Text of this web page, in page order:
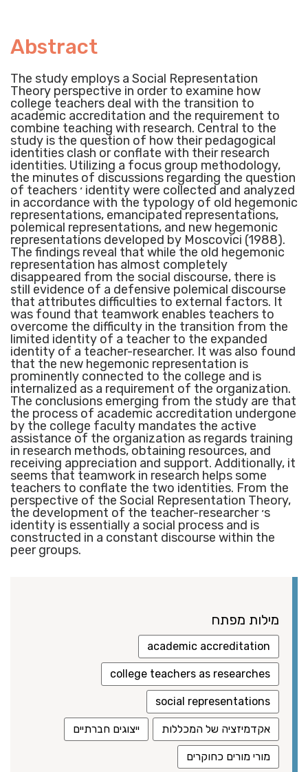
Abstract
The study employs a Social Representation
Theory perspective in order to examine how
college teachers deal with the transition to
academic accreditation and the requirement to
combine teaching with research. Central to the
study is the question of how their pedagogical
identities clash or conflate with their research
identities. Utilizing a focus group methodology,
the minutes of discussions regarding the question
of teachers ׳ identity were collected and analyzed
in accordance with the typology of old hegemonic
representations, emancipated representations,
polemical representations, and new hegemonic
representations developed by Moscovici (1988).
The findings reveal that while the old hegemonic
representation has almost completely
disappeared from the social discourse, there is
still evidence of a defensive polemical discourse
that attributes difficulties to external factors. It
was found that teamwork enables teachers to
overcome the difficulty in the transition from the
limited identity of a teacher to the expanded
identity of a teacher-researcher. It was also found
that the new hegemonic representation is
prominently connected to the college and is
internalized as a requirement of the organization.
The conclusions emerging from the study are that
the process of academic accreditation undergone
by the college faculty mandates the active
assistance of the organization as regards training
in research methods, obtaining resources, and
receiving appreciation and support. Additionally, it
seems that teamwork in research helps some
teachers to conflate the two identities. From the
perspective of the Social Representation Theory,
the development of the teacher-researcher ׳s
identity is essentially a social process and is
constructed in a constant discourse within the
peer groups.
מילות מפתח
academic accreditation
college teachers as researches
social representations
אקדמיזציה של המכללות ייצוגים חברתיים
מורי מורים כחוקרים